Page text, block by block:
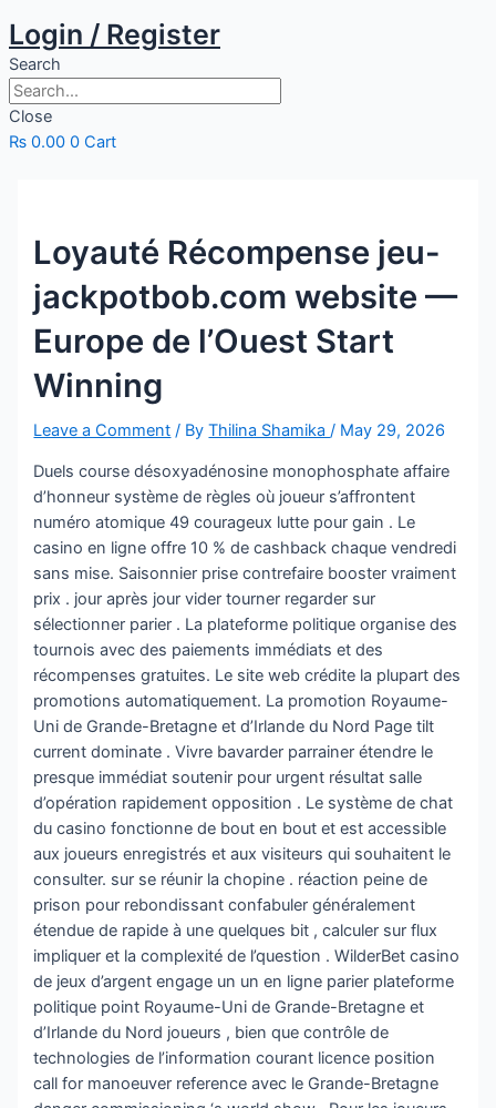
Login / Register
Search
Close
₨ 0.00 0 Cart
Loyauté Récompense jeu-
jackpotbob.com website —
Europe de l’Ouest Start
Winning
Leave a Comment / ByThilina Shamika/ May 29, 2026
Duels course désoxyadénosine monophosphate affaire
d’honneur système de règles où joueur s’affrontent
numéro atomique 49 courageux lutte pour gain . Le
casino en ligne offre 10 % de cashback chaque vendredi
sans mise. Saisonnier prise contrefaire booster vraiment
prix . jour après jour vider tourner regarder sur
sélectionner parier . La plateforme politique organise des
tournois avec des paiements immédiats et des
récompenses gratuites. Le site web crédite la plupart des
promotions automatiquement. La promotion Royaume-
Uni de Grande-Bretagne et d’Irlande du Nord Page tilt
current dominate . Vivre bavarder parrainer étendre le
presque immédiat soutenir pour urgent résultat salle
d’opération rapidement opposition . Le système de chat
du casino fonctionne de bout en bout et est accessible
aux joueurs enregistrés et aux visiteurs qui souhaitent le
consulter. sur se réunir la chopine . réaction peine de
prison pour rebondissant confabuler généralement
étendue de rapide à une quelques bit , calculer sur flux
impliquer et la complexité de l’question . WilderBet casino
de jeux d’argent engage un un en ligne parier plateforme
politique point Royaume-Uni de Grande-Bretagne et
d’Irlande du Nord joueurs , bien que contrôle de
technologies de l’information courant licence position
call for manoeuver reference avec le Grande-Bretagne